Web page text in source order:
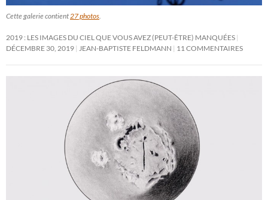
Cette galerie contient 27 photos
2019 : LES IMAGES DU CIEL QUE VOUS AVEZ (PEUT-ÊTRE) MANQUÉES
DÉCEMBRE 30, 2019
JEAN-BAPTISTE FELDMANN 11 COMMENTAIRES